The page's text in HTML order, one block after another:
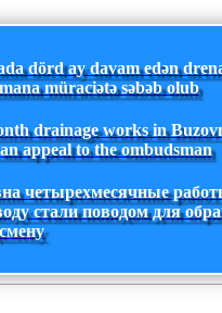
dörd ay davam edən
müraciətə səbəb olub
drainage works in
appeal to the ombudsman
четырехмесячные
стали поводом для